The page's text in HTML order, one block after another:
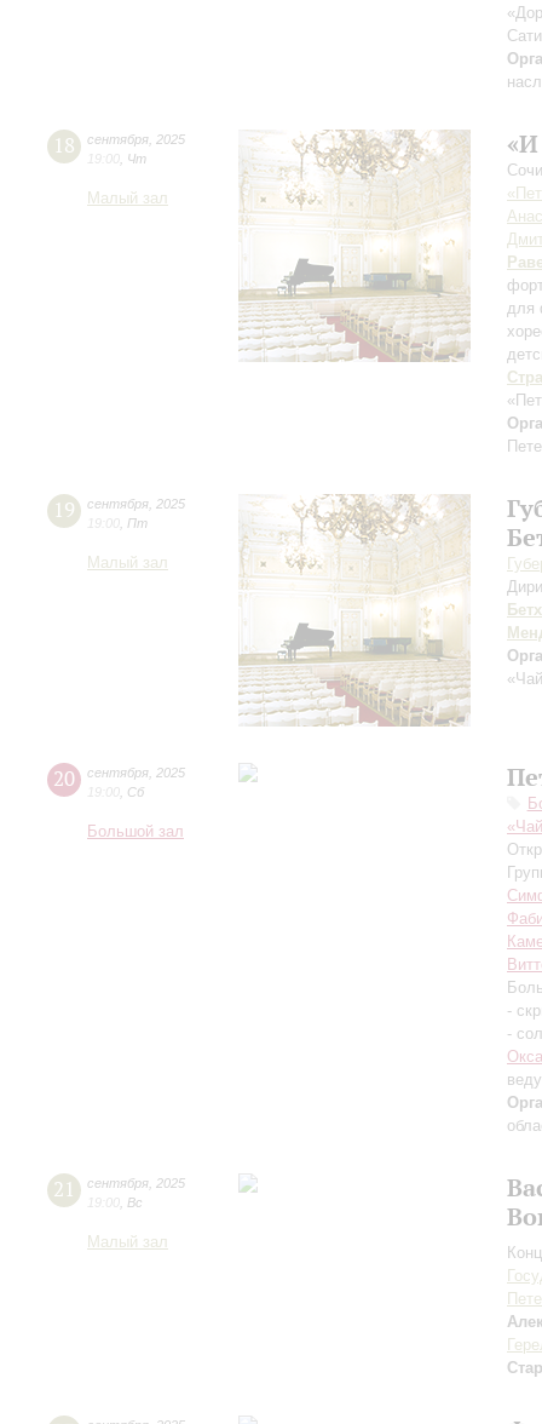
18 сентября 2025
19:00 Чт
Малый зал
«И
для
19 сентября 2025
19:00 Пт
Малый зал
20 сентября 2025
19:00 Сб
Большой зал
-
-
21 сентября 2025
19:00 Вс
Малый зал